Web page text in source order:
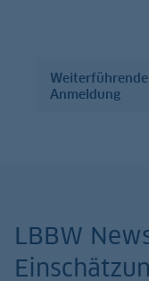
Anmeldung
LBBW